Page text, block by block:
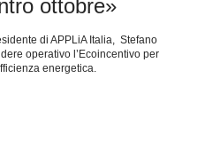
ottobre»
di APPLiA Italia, Stefano
operativo l’Ecoincentivo per
energetica.